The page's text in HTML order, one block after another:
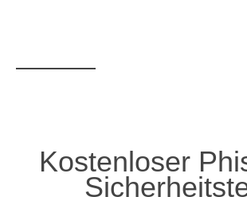
Kostenloser